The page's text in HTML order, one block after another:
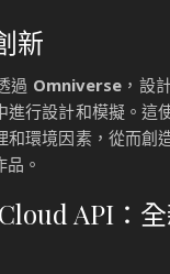
新
過 Omniverse ，設
進行設計和模擬。這
和環境因素，從而創
。
API：